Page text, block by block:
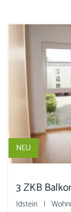
NEU
3 ZKB
Idstein |